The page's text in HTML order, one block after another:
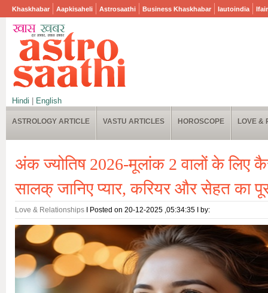
Khaskhabar Aapkisaheli Astrosaathi Business Khaskhabar Iautoindia
Hindi English
ASTROLOGY ARTICLE VASTU ARTICLES HOROSCOPE LOVE &
अंक ज्योतिष 2026-मूलांक 2 वालों के लिए
सालक् जानिए प्यार, करियर और सेहत का
Love & Relationships I Posted on 20-12-2025 ,05:34:35 I by: